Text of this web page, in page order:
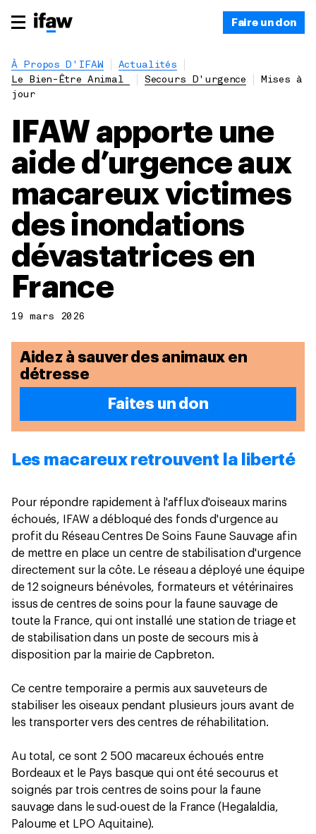
Faire un don
À Propos D'IFAW
Actualités
Le Bien-Être Animal
Secours D'urgence
Mises à
jour
IFAW apporte une
aide d’urgence aux
macareux victimes
des inondations
dévastatrices en
France
19 mars 2026
Aidez à sauver des animaux en
détresse
Faites un don
Les macareux retrouvent la liberté
Pour répondre rapidement à l'afflux d'oiseaux marins
échoués, IFAW a débloqué des fonds d'urgence au
profit du Réseau Centres De Soins Faune Sauvage afin
de mettre en place un centre de stabilisation d'urgence
directement sur la côte. Le réseau a déployé une équipe
de 12 soigneurs bénévoles, formateurs et vétérinaires
issus de centres de soins pour la faune sauvage de
toute la France, qui ont installé une station de triage et
de stabilisation dans un poste de secours mis à
disposition par la mairie de Capbreton.
Ce centre temporaire a permis aux sauveteurs de
stabiliser les oiseaux pendant plusieurs jours avant de
les transporter vers des centres de réhabilitation.
Au total, ce sont 2 500 macareux échoués entre
Bordeaux et le Pays basque qui ont été secourus et
soignés par trois centres de soins pour la faune
sauvage dans le sud-ouest de la France (Hegalaldia,
Paloume et LPO Aquitaine).